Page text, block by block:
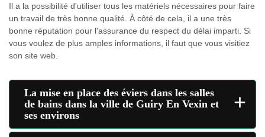
Il a la possibilité d'utiliser tous les matériels nécessaires pour faire
un travail de très bonne qualité. À côté de cela, il a une très
bonne réputation pour l'assurance du respect du délai imparti. Si
vous voulez de plus amples informations, il faut que vous visitiez
son site web.
La mise en place des éviers dans les salles
de bains dans la ville de Guiry En Vexin et
ses environs
+